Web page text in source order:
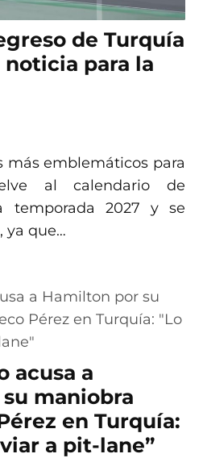
de Turquía
noticia para la
más emblemáticos para
al calendario de
temporada 2027 y se
ya que…
acusa a
maniobra
en Turquía:
a pit-lane”